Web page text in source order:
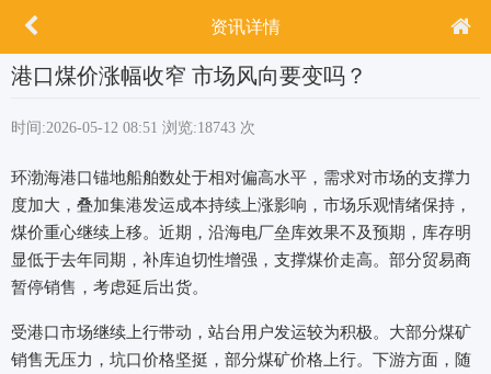
资讯详情
港口煤价涨幅收窄 市场风向要变吗？
时间:2026-05-12 08:51 浏览:18743 次
环渤海港口锚地船舶数处于相对偏高水平，需求对市场的支撑力
度加大，叠加集港发运成本持续上涨影响，市场乐观情绪保持，
煤价重心继续上移。近期，沿海电厂垒库效果不及预期，库存明
显低于去年同期，补库迫切性增强，支撑煤价走高。部分贸易商
暂停销售，考虑延后出货。
受港口市场继续上行带动，站台用户发运较为积极。大部分煤矿
销售无压力，坑口价格坚挺，部分煤矿价格上行。下游方面，随